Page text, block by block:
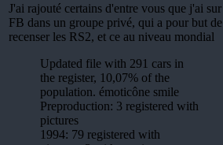
J'ai rajouté certains d'entre vous que j'ai sur
FB dans un groupe privé, qui a pour but de
recenser les RS2, et ce au niveau mondial
Updated file with 291 cars in
the register, 10,07% of the
population. émoticône smile
Preproduction: 3 registered with
pictures
1994: 79 registered with